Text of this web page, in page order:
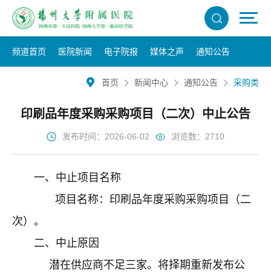
频道首页 医院新闻 电子院报 媒体之声 通知公告
首页 新闻中心 通知公告 采购类
印刷品年度采购采购项目（二次）中止公告
发布时间：2026-06-02 浏览数：2710
一、中止项目名称
项目名称：印刷品年度采购采购项目（二
次） 。
二、中止原因
潜在供应商不足三家。将择期重新发布公